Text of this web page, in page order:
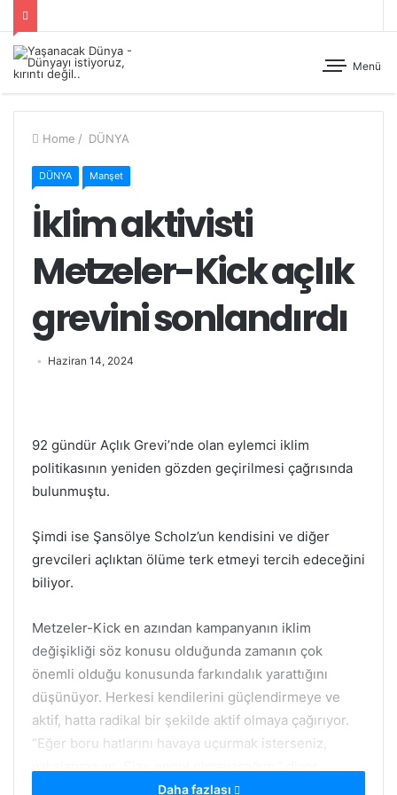
Menü
Home / DÜNYA
DÜNYA Manşet
İklim aktivisti
Metzeler-Kick açlık
grevini sonlandırdı
Haziran 14, 2024
92 gündür Açlık Grevi’nde olan eylemci iklim
politikasının yeniden gözden geçirilmesi çağrısında
bulunmuştu.
Şimdi ise Şansölye Scholz’un kendisini ve diğer
grevcileri açlıktan ölüme terk etmeyi tercih edeceğini
biliyor.
Metzeler-Kick en azından kampanyanın iklim
değişikliği söz konusu olduğunda zamanın çok
önemli olduğu konusunda farkındalık yarattığını
düşünüyor. Herkesi kendilerini güçlendirmeye ve
aktif, hatta radikal bir şekilde aktif olmaya çağırıyor.
“Eğer boru hatlarını havaya uçurmak isterseniz,
Daha fazlası